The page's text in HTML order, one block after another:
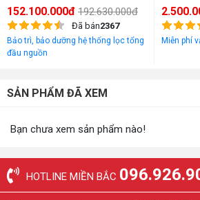
152.100.000đ 192.630.000đ
Đã bán2367
Bảo trì, bảo dưỡng hệ thống lọc tổng
đầu nguồn
Miễn phí
SẢN PHẨM ĐÃ XEM
Bạn chưa xem sản phẩm nào!
HOTLINE MIỀN BẮC